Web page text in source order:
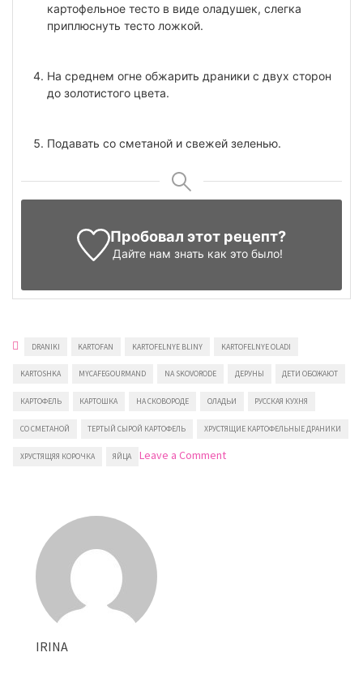
картофельное тесто в виде оладушек, слегка
приплюснуть тесто ложкой.
На среднем огне обжарить драники с двух сторон
до золотистого цвета.
Подавать со сметаной и свежей зеленью.
Пробовал этот рецепт?
Дайте нам знать как это было!
DRANIKI KARTOFAN KARTOFELNYE BLINY KARTOFELNYE OLADI
KARTOSHKA MYCAFEGOURMAND NA SKOVORODE ДЕРУНЫ ДЕТИ ОБОЖАЮТ
КАРТОФЕЛЬ КАРТОШКА НА СКОВОРОДЕ ОЛАДЬИ РУССКАЯ КУХНЯ
СО СМЕТАНОЙ ТЕРТЫЙ СЫРОЙ КАРТОФЕЛЬ ХРУСТЯЩИЕ КАРТОФЕЛЬНЫЕ ДРАНИКИ
ХРУСТЯЩЯЯ КОРОЧКА ЯЙЦА Leave a Commenton
IRINA